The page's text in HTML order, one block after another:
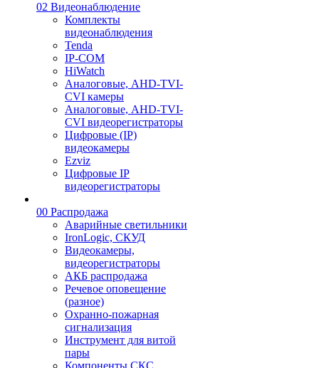
02 Видеонаблюдение
Комплекты
видеонаблюдения
Tenda
IP-COM
HiWatch
Аналоговые, AHD-TVI-
CVI камеры
Аналоговые, AHD-TVI-
CVI видеорегистраторы
Цифровые (IP)
видеокамеры
Ezviz
Цифровые IP
видеорегистраторы
00 Распродажа
Аварийные светильники
IronLogic, СКУД
Видеокамеры,
видеорегистраторы
АКБ распродажа
Речевое оповещение
(разное)
Охранно-пожарная
сигнализация
Инструмент для витой
пары
Компоненты СКС